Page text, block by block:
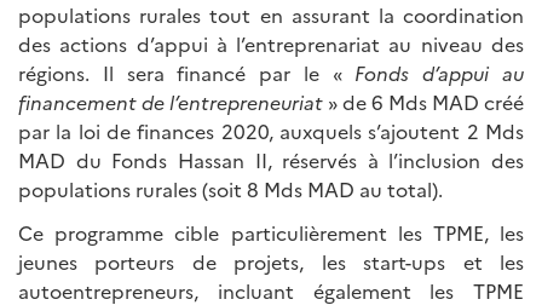
populations rurales tout en assurant la coordination
des actions d’appui à l’entreprenariat au niveau des
régions. Il sera financé par le « Fonds d’appui au
financement de l’entrepreneuriat » de 6 Mds MAD créé
par la loi de finances 2020, auxquels s’ajoutent 2 Mds
MAD du Fonds Hassan II, réservés à l’inclusion des
populations rurales (soit 8 Mds MAD au total).
Ce programme cible particulièrement les TPME, les
jeunes porteurs de projets, les start-ups et les
autoentrepreneurs, incluant également les TPME